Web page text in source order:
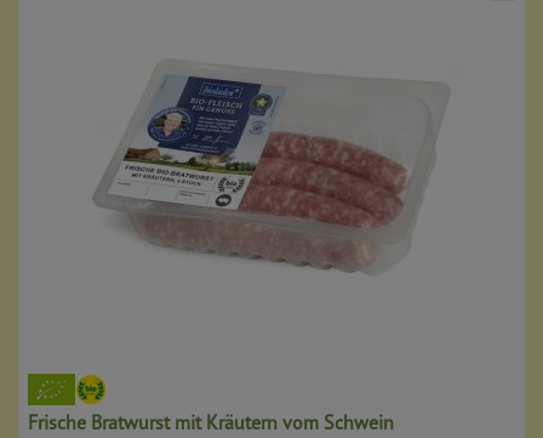
Frische Bratwurst mit Kräutern vom Schwein